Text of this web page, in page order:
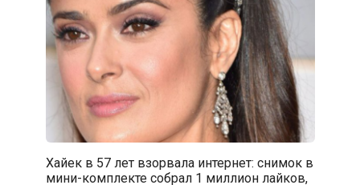
Хайек в 57 лет взорвала интернет: снимок в
мини-комплекте собрал 1 миллион лайков,